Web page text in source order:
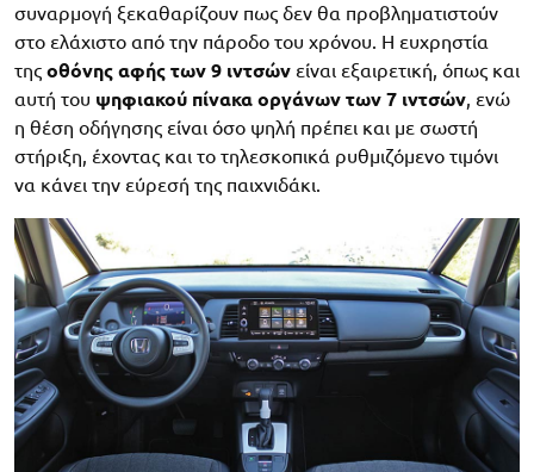
συναρμογή ξεκαθαρίζουν πως δεν θα προβληματιστούν
στο ελάχιστο από την πάροδο του χρόνου. Η ευχρηστία
της οθόνης αφής των 9 ιντσών είναι εξαιρετική, όπως και
αυτή του ψηφιακού πίνακα οργάνων των 7 ιντσών, ενώ
η θέση οδήγησης είναι όσο ψηλή πρέπει και με σωστή
στήριξη, έχοντας και το τηλεσκοπικά ρυθμιζόμενο τιμόνι
να κάνει την εύρεσή της παιχνιδάκι.